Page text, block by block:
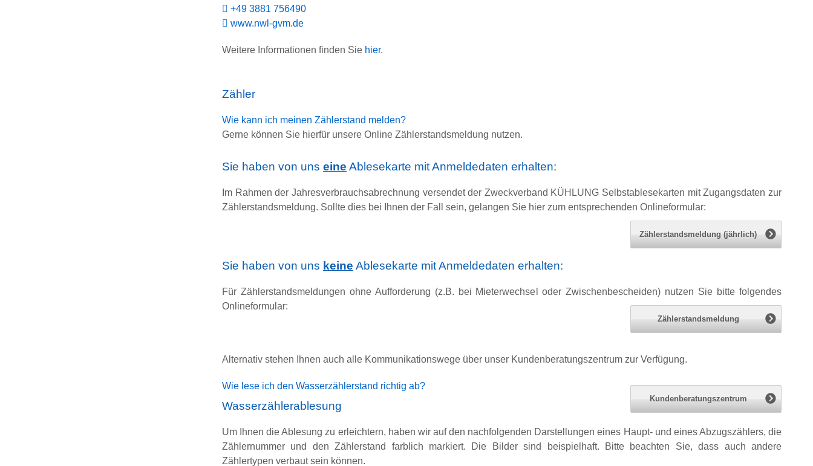
+49 3881 756490
www.nwl-gvm.de
Weitere Informationen finden Sie hier.
Zähler
Wie kann ich meinen Zählerstand melden?
Gerne können Sie hierfür unsere Online Zählerstandsmeldung nutzen.
Sie haben von uns eine Ablesekarte mit Anmeldedaten erhalten:
Im Rahmen der Jahresverbrauchsabrechnung versendet der Zweckverband KÜHLUNG Selbstablesekarten mit Zugangsdaten zur
Zählerstandsmeldung. Sollte dies bei Ihnen der Fall sein, gelangen Sie hier zum entsprechenden Onlineformular:
Zählerstandsmeldung (jährlich)
Sie haben von uns keine Ablesekarte mit Anmeldedaten erhalten:
Für Zählerstandsmeldungen ohne Aufforderung (z.B. bei Mieterwechsel oder Zwischenbescheiden) nutzen Sie bitte folgendes
Onlineformular:
Zählerstandsmeldung
Alternativ stehen Ihnen auch alle Kommunikationswege über unser Kundenberatungszentrum zur Verfügung.
Kundenberatungszentrum
Wie lese ich den Wasserzählerstand richtig ab?
Wasserzählerablesung
Um Ihnen die Ablesung zu erleichtern, haben wir auf den nachfolgenden Darstellungen eines Haupt- und eines Abzugszählers, die
Zählernummer und den Zählerstand farblich markiert. Die Bilder sind beispielhaft. Bitte beachten Sie, dass auch andere
Zählertypen verbaut sein können.